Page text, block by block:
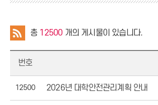
총 12500 개의 게시물이 있습니다.
번호
12500 2026년 대학안전관리계획 안내